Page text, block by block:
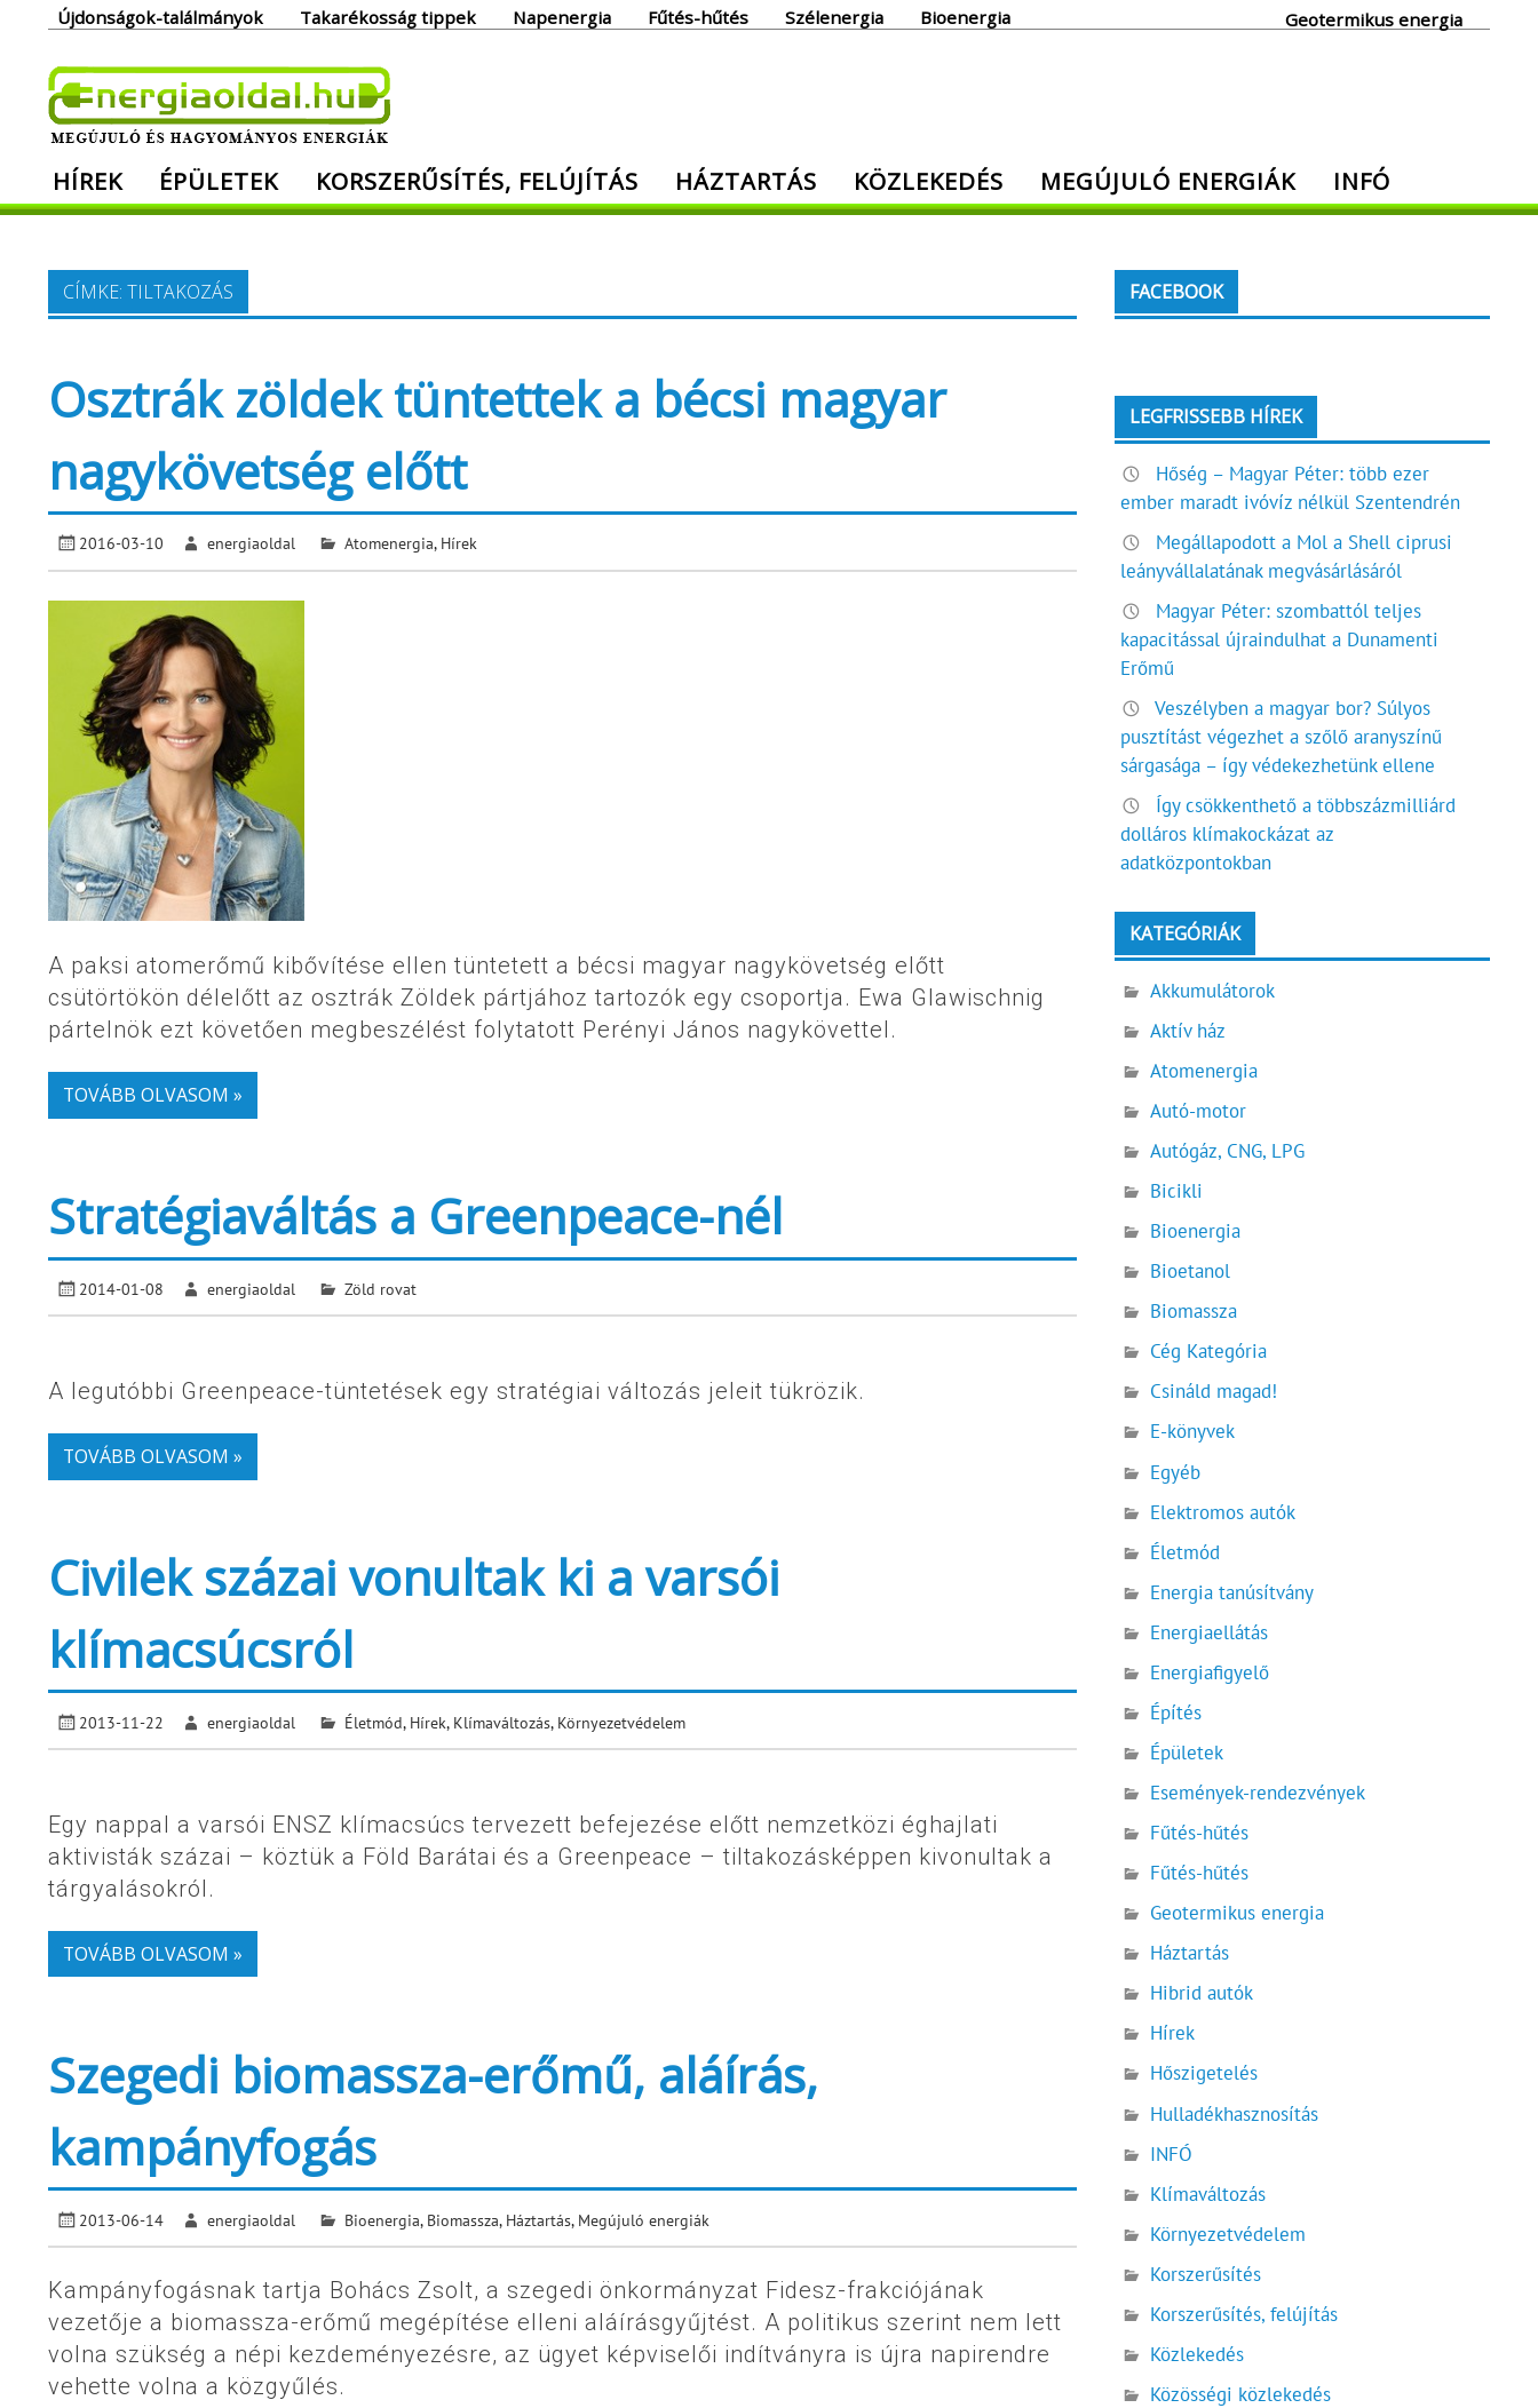
Újdonságok-találmányok Takarékosság tippek Napenergia Fűtés-hűtés Szélenergia Bioenergia Geotermikus energia
Megújuló és hagyományos energiák. Minden, ami energia!
HÍREK ÉPÜLETEK KORSZERŰSÍTÉS, FELÚJÍTÁS HÁZTARTÁS KÖZLEKEDÉS MEGÚJULÓ ENERGIÁK INFÓ
CÍMKE: TILTAKOZÁS
Osztrák zöldek tüntettek a bécsi magyar
nagykövetség előtt
2016-03-10 energiaoldal Atomenergia, Hírek
A paksi atomerőmű kibővítése ellen tüntetett a bécsi magyar nagykövetség előtt
csütörtökön délelőtt az osztrák Zöldek pártjához tartozók egy csoportja. Ewa Glawischnig
pártelnök ezt követően megbeszélést folytatott Perényi János nagykövettel.
TOVÁBB OLVASOM »
Stratégiaváltás a Greenpeace-nél
2014-01-08 energiaoldal Zöld rovat
A legutóbbi Greenpeace-tüntetések egy stratégiai változás jeleit tükrözik.
TOVÁBB OLVASOM »
Civilek százai vonultak ki a varsói
klímacsúcsról
2013-11-22 energiaoldal Életmód, Hírek, Klímaváltozás, Környezetvédelem
Egy nappal a varsói ENSZ klímacsúcs tervezett befejezése előtt nemzetközi éghajlati
aktivisták százai – köztük a Föld Barátai és a Greenpeace – tiltakozásképpen kivonultak a
tárgyalásokról.
TOVÁBB OLVASOM »
Szegedi biomassza-erőmű, aláírás,
kampányfogás
2013-06-14 energiaoldal Bioenergia, Biomassza, Háztartás, Megújuló energiák
Kampányfogásnak tartja Bohács Zsolt, a szegedi önkormányzat Fidesz-frakciójának
vezetője a biomassza-erőmű megépítése elleni aláírásgyűjtést. A politikus szerint nem lett
volna szükség a népi kezdeményezésre, az ügyet képviselői indítványra is újra napirendre
vehette volna a közgyűlés.
FACEBOOK
LEGFRISSEBB HÍREK
Hőség – Magyar Péter: több ezer
ember maradt ivóvíz nélkül Szentendrén
Megállapodott a Mol a Shell ciprusi
leányvállalatának megvásárlásáról
Magyar Péter: szombattól teljes
kapacitással újraindulhat a Dunamenti
Erőmű
Veszélyben a magyar bor? Súlyos
pusztítást végezhet a szőlő aranyszínű
sárgasága – így védekezhetünk ellene
Így csökkenthető a többszázmilliárd
dolláros klímakockázat az
adatközpontokban
KATEGÓRIÁK
Akkumulátorok
Aktív ház
Atomenergia
Autó-motor
Autógáz, CNG, LPG
Bicikli
Bioenergia
Bioetanol
Biomassza
Cég Kategória
Csináld magad!
E-könyvek
Egyéb
Elektromos autók
Életmód
Energia tanúsítvány
Energiaellátás
Energiafigyelő
Építés
Épületek
Események-rendezvények
Fűtés-hűtés
Fűtés-hűtés
Geotermikus energia
Háztartás
Hibrid autók
Hírek
Hőszigetelés
Hulladékhasznosítás
INFÓ
Klímaváltozás
Környezetvédelem
Korszerűsítés
Korszerűsítés, felújítás
Közlekedés
Közösségi közlekedés